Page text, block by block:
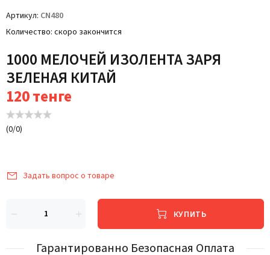
Артикул CN480
Количество скоро закончится
1000 МЕЛОЧЕЙ ИЗОЛЕНТА ЗАРЯ
ЗЕЛЕНАЯ КИТАЙ
120тенге
(0/0)
Задать вопрос о товаре
КУПИТЬ
Гарантированно Безопасная Оплата